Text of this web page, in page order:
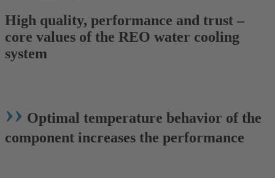
High quality, performance and trust –
core values of the REO water cooling
system
›› Optimal temperature behavior of the
component increases the performance